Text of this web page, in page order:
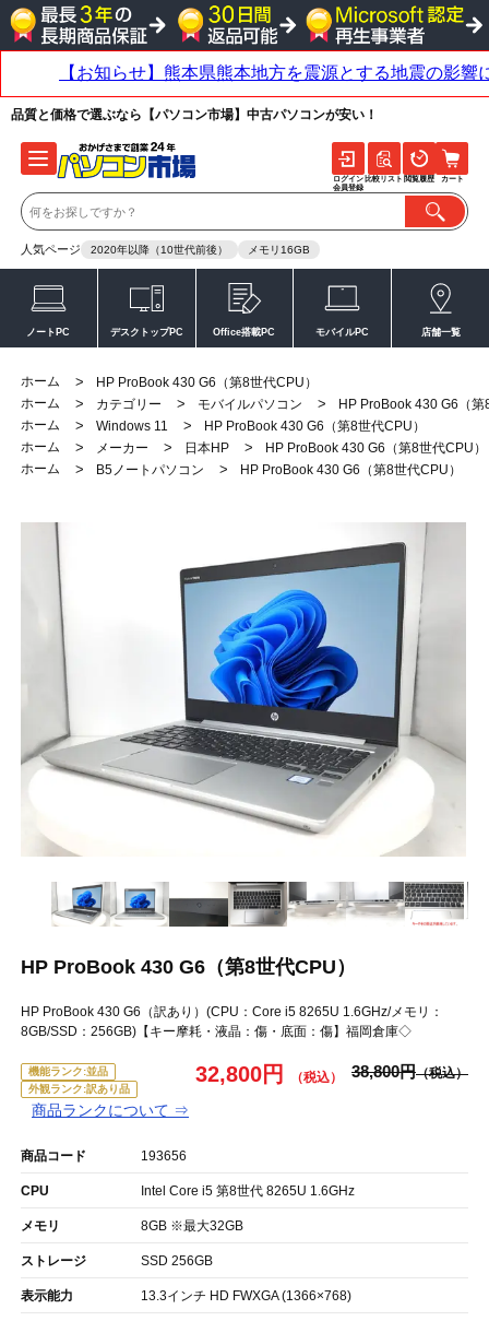
品質と価格で選ぶなら【パソコン市場】中古パソコンが安い！
人気ページ 2020年以降（10世代前後） メモリ16GB
ログイン
会員登録
比較リスト 閲覧履歴 カート
ノートPC デスクトップPC Office搭載PC モバイルPC 店舗一覧
ホーム >
HP ProBook 430 G6（第8世代CPU）
ホーム
> カテゴリー > モバイルパソコン >
HP ProBook 430 G6（
ホーム
> Windows 11 >
HP ProBook 430 G6（第8世代CPU）
ホーム
> メーカー > 日本HP >
HP ProBook 430 G6（第8世代CPU）
ホーム
> B5ノートパソコン > HP ProBook 430 G6（第8世代CPU）
HP ProBook 430 G6（第8世代CPU）
HP ProBook 430 G6（訳あり）(CPU：Core i5 8265U 1.6GHz/メモリ：
8GB/SSD：256GB)【キー摩耗・液晶：傷・底面：傷】福岡倉庫◇
機能ランク:並品
外観ランク:訳あり品
商品ランクについて ⇒
32,800円 38,800円
商品コード 193656
CPU Intel Core i5 第8世代 8265U 1.6GHz
メモリ 8GB ※最大32GB
ストレージ SSD 256GB
表示能力 13.3インチ HD FWXGA (1366×768)